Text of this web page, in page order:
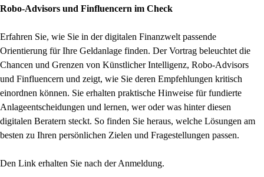
Robo-Advisors und Finfluencern im Check
Erfahren Sie, wie Sie in der digitalen Finanzwelt passende
Orientierung für Ihre Geldanlage finden. Der Vortrag beleuchtet die
Chancen und Grenzen von Künstlicher Intelligenz, Robo-Advisors
und Finfluencern und zeigt, wie Sie deren Empfehlungen kritisch
einordnen können. Sie erhalten praktische Hinweise für fundierte
Anlageentscheidungen und lernen, wer oder was hinter diesen
digitalen Beratern steckt. So finden Sie heraus, welche Lösungen am
besten zu Ihren persönlichen Zielen und Fragestellungen passen.
Den Link erhalten Sie nach der Anmeldung.